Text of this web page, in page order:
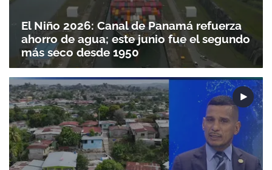
El Niño 2026: Canal de Panamá refuerza
ahorro de agua; este junio fue el segundo
más seco desde 1950